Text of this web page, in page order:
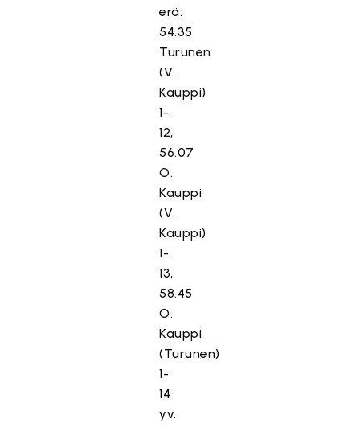
erä:
54.35
Turunen
(V.
Kauppi)
1-
12,
56.07
O.
Kauppi
(V.
Kauppi)
1-
13,
58.45
O.
Kauppi
(Turunen)
1-
14
yv.